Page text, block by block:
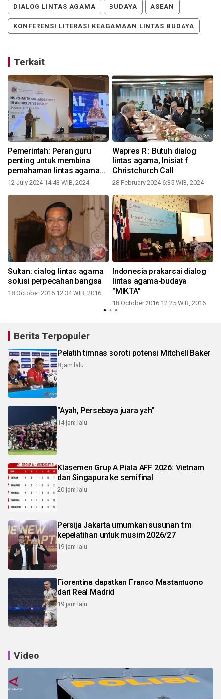
DIALOG LINTAS AGAMA BUDAYA ASEAN
KONFERENSI LITERASI KEAGAMAAN LINTAS BUDAYA
Terkait
Pemerintah: Peran guru
penting untuk membina
pemahaman lintas agama
siswa
12 July 2024 14:43 WIB, 2024
Wapres RI: Butuh dialog
lintas agama, Inisiatif
Christchurch Call
28 February 2024 6:35 WIB, 2024
Sultan: dialog lintas agama
solusi perpecahan bangsa
18 October 2016 12:34 WIB, 2016
Indonesia prakarsai dialog
lintas agama-budaya
"MIKTA"
18 October 2016 12:25 WIB, 2016
Berita Terpopuler
Pelatih timnas soroti potensi Mitchell Baker
8 jam lalu
"Ayah, Persebaya juara yah"
14 jam lalu
Klasemen Grup A Piala AFF 2026: Vietnam
dan Singapura ke semifinal
20 jam lalu
Persija Jakarta umumkan susunan tim
kepelatihan untuk musim 2026/27
19 jam lalu
Fiorentina dapatkan Franco Mastantuono
dari Real Madrid
19 jam lalu
Video